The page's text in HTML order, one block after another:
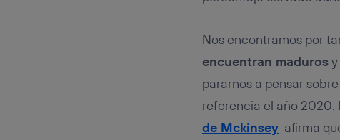
Nos encontramos por
encuentran madurosy
pararnos a pensar
referencia el año 2020.
de Mckinseyafirma